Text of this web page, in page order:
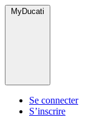
MyDucati
Se connecter
S’inscrire